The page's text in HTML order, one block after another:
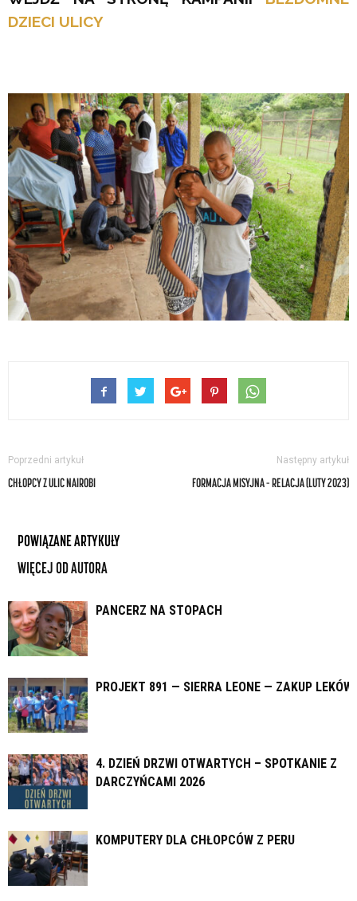
DZIECI ULICY
Poprzedni artykuł
CHŁOPCY Z ULIC NAIROBI
Następny artykuł
FORMACJA MISYJNA – RELACJA (LUTY 2023)
POWIĄZANE ARTYKUŁY
WIĘCEJ OD AUTORA
PANCERZ NA STOPACH
PROJEKT 891 — SIERRA LEONE — ZAKUP LEKÓW
4. DZIEŃ DRZWI OTWARTYCH – SPOTKANIE Z
DARCZYŃCAMI 2026
KOMPUTERY DLA CHŁOPCÓW Z PERU